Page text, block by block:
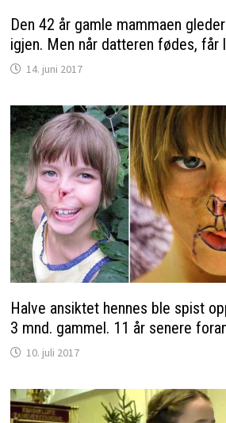
Den 42 år gamle mammaen
igjen. Men når datteren fødes, får
14. juni 2017
Halve ansiktet hennes ble spist
3 mnd. gammel. 11 år senere
10. juli 2017